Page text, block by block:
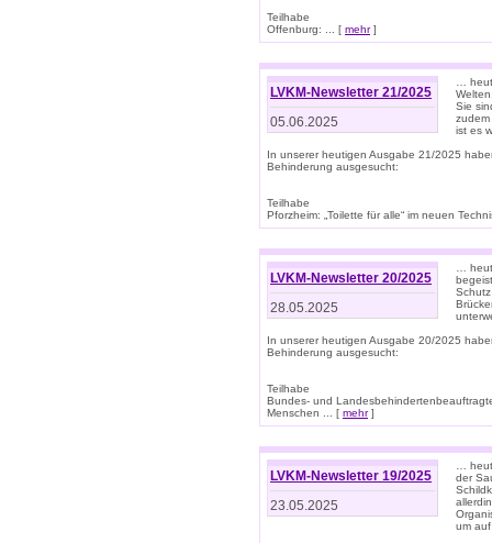
Teilhabe
Offenburg: ... [ mehr]
LVKM-Newsletter 21/2025
05.06.2025
…
Sie
ist es
In unserer heutigen Ausgabe 21/2025
Behinderung ausgesucht:
Teilhabe
Pforzheim: „Toilette für alle“ im neuen
LVKM-Newsletter 20/2025
28.05.2025
…
In unserer heutigen Ausgabe 20/2025
Behinderung ausgesucht:
Teilhabe
Bundes- und
Menschen ... [ mehr]
LVKM-Newsletter 19/2025
23.05.2025
…
der
um